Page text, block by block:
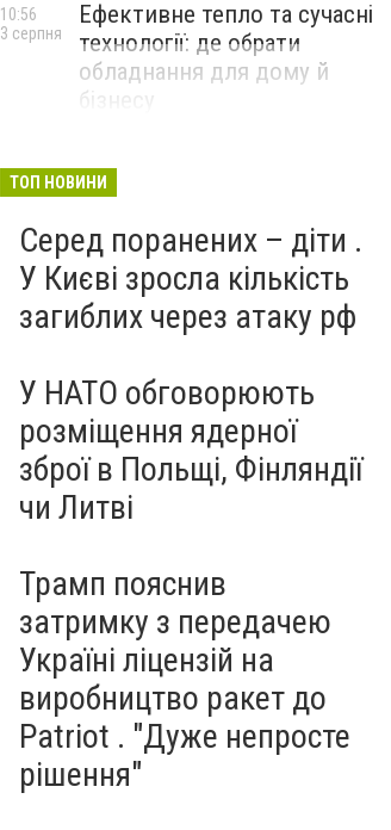
Ефективне тепло та сучасні
технології: де обрати
обладнання для дому й
бізнесу
10:56
3 серпня
ТОП НОВИНИ
Серед поранених – діти .
У Києві зросла кількість
загиблих через атаку рф
У НАТО обговорюють
розміщення ядерної
зброї в Польщі, Фінляндії
чи Литві
Трамп пояснив
затримку з передачею
Україні ліцензій на
виробництво ракет до
Patriot . "Дуже непросте
рішення"